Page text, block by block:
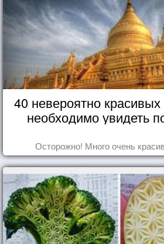
40 невероятно
необходимо увидеть
Осторожно! Много очень